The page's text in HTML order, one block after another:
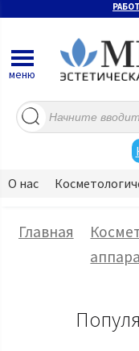
Поиск
товаров
меню
О нас
Главная